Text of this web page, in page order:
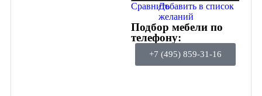
СравнитьДобавить в список
желаний
Подбор мебели по
телефону:
+7 (495) 859-31-16